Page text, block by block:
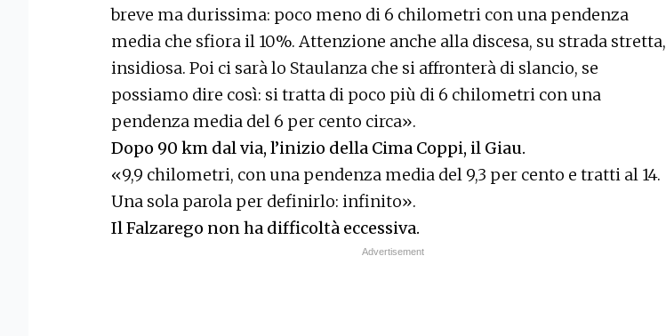
breve ma durissima: poco meno di 6 chilometri con una pendenza
media che sfiora il 10%. Attenzione anche alla discesa, su strada stretta,
insidiosa. Poi ci sarà lo Staulanza che si affronterà di slancio, se
possiamo dire così: si tratta di poco più di 6 chilometri con una
pendenza media del 6 per cento circa».
Dopo 90 km dal via, l’inizio della Cima Coppi, il Giau.
«9,9 chilometri, con una pendenza media del 9,3 per cento e tratti al 14.
Una sola parola per definirlo: infinito».
Il Falzarego non ha difficoltà eccessiva.